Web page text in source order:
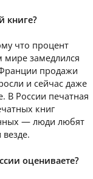
книге?
что процент
мире замедлился
продажи
и сейчас даже
В России печатная
книг
— люди любят
оцениваете?